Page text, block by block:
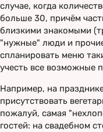
случае, когда
больше 30, причём
близкими знакомыми
"нужные" люди и
спланировать меню
учесть все возможные
Например, на
присутствовать
пожалуй, самая
гостей: на свадебном